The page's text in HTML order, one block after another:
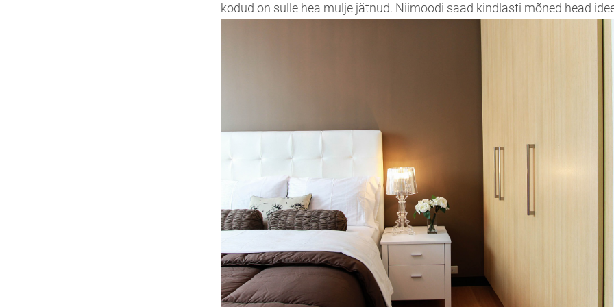
kodud on sulle hea mulje jätnud. Niimoodi saad kindlasti mõned head